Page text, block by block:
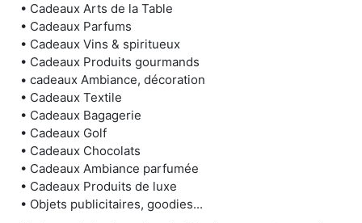
• Cadeaux Arts de la Table
• Cadeaux Parfums
• Cadeaux Vins & spiritueux
• Cadeaux Produits gourmands
• cadeaux Ambiance, décoration
• Cadeaux Textile
• Cadeaux Bagagerie
• Cadeaux Golf
• Cadeaux Chocolats
• Cadeaux Ambiance parfumée
• Cadeaux Produits de luxe
• Objets publicitaires, goodies...